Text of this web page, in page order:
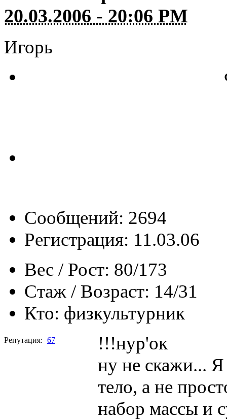
20.03.2006 - 20:06 PM
Игорь
Сообщений: 2694
Регистрация: 11.03.06
Вес / Рост: 80/173
Стаж / Возраст: 14/31
Кто: физкультурник
Репутация: 67
!!!нур'ок
ну не скажи... Я
тело, а не
набор массы и